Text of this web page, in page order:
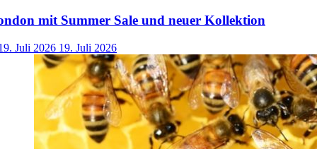
mit Summer Sale und neuer Kollektion
Juli 2026 19. Juli 2026